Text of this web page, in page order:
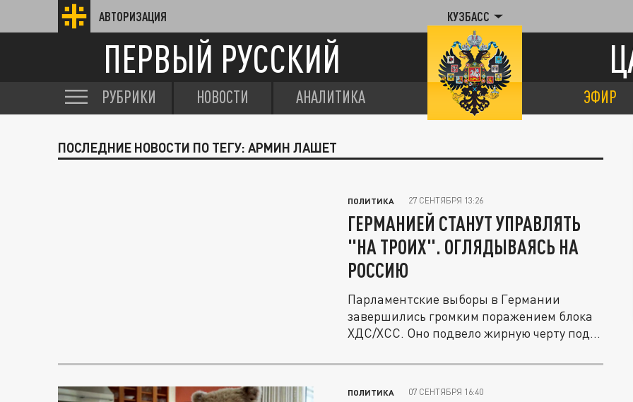
АВТОРИЗАЦИЯ КУЗБАСС
ПЕРВЫЙ РУССКИЙ
РУБРИКИ НОВОСТИ АНАЛИТИКА ЭФИР
ПОСЛЕДНИЕ НОВОСТИ ПО ТЕГУ: АРМИН ЛАШЕТ
ПОЛИТИКА 27 СЕНТЯБРЯ 13:26
ГЕРМАНИЕЙ СТАНУТ УПРАВЛЯТЬ
"НА ТРОИХ". ОГЛЯДЫВАЯСЬ НА
РОССИЮ
Парламентские выборы в Германии
завершились громким поражением блока
ХДС/ХСС. Оно подвело жирную черту под...
ПОЛИТИКА 07 СЕНТЯБРЯ 16:40